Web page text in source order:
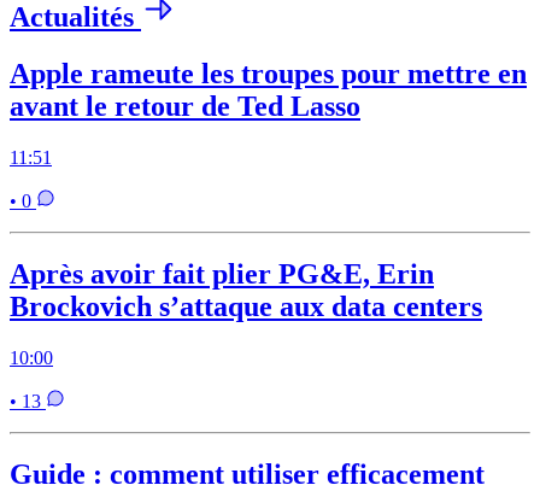
Actualités
Apple rameute les troupes pour mettre en
avant le retour de Ted Lasso
11:51
• 0
Après avoir fait plier PG&E, Erin
Brockovich s’attaque aux data centers
10:00
• 13
Guide : comment utiliser efficacement